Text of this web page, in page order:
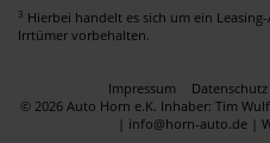
3 Hierbei handelt es sich um ein
Irrtümer vorbehalten.
Impressum Datenschutz
© 2026 Auto Horn e.K. Inhaber: Tim
| info@horn-auto.de |